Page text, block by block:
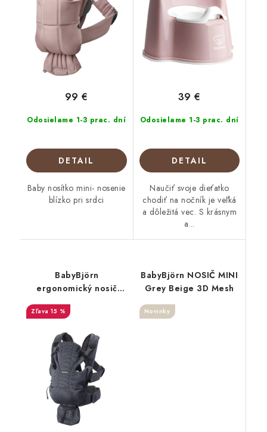
Odosielame 1-3 prac. dní
99 €
DETAIL
Baby nosítko mini- nosenie
blízko pri srdci
Odosielame 1-3 prac. dní
39 €
DETAIL
Naučiť svoje dieťatko
chodiť na nočník je veľká
a dôležitá vec. S krásnym
a...
BabyBjörn
ergonomický nosič
MOVE Anthracite 3D
Mesh
15 %
BabyBjörn NOSIČ MINI
Grey Beige 3D Mesh
Novinky